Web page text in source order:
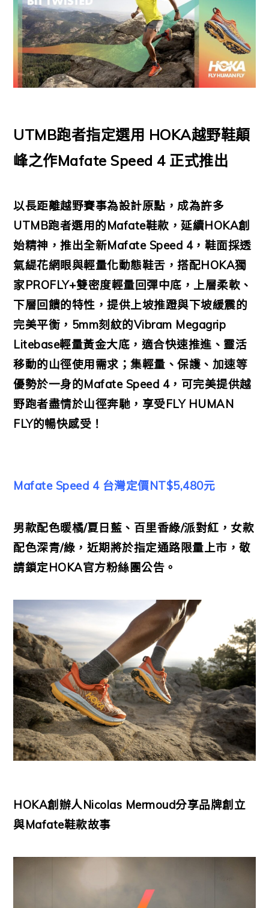
UTMB跑者指定選用 HOKA越野鞋顛
峰之作Mafate Speed 4 正式推出
以長距離越野賽事為設計原點，成為許多
UTMB跑者選用的Mafate鞋款，延續HOKA創
始精神，推出全新Mafate Speed 4，鞋面採透
氣緹花網眼與輕量化動態鞋舌，搭配HOKA獨
家PROFLY+雙密度輕量回彈中底，上層柔軟、
下層回饋的特性，提供上坡推蹬與下坡緩震的
完美平衡，5mm刻紋的Vibram Megagrip
Litebase輕量黃金大底，適合快速推進、靈活
移動的山徑使用需求；集輕量、保護、加速等
優勢於一身的Mafate Speed 4，可完美提供越
野跑者盡情於山徑奔馳，享受FLY HUMAN
FLY的暢快感受！
Mafate Speed 4 台灣定價NT$5,480元
男款配色暖橘/夏日藍、百里香綠/派對紅，女款
配色深青/綠，近期將於指定通路限量上市，敬
請鎖定HOKA官方粉絲團公告。
HOKA創辦人Nicolas Mermoud分享品牌創立
與Mafate鞋款故事